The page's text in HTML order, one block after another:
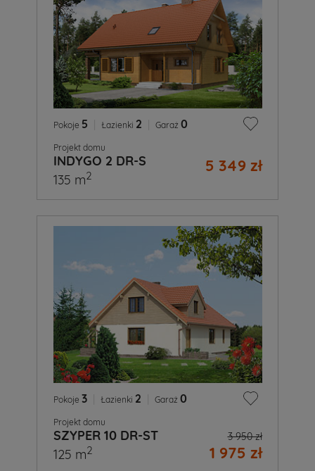
Pokoje 5 Łazienki 2 Garaż 0
Projekt domu
INDYGO 2 DR-S 5 349 zł
135 m2
Pokoje 3 Łazienki 2 Garaż 0
Projekt domu
SZYPER 10 DR-ST 3 950 zł
1 975 zł
125 m2